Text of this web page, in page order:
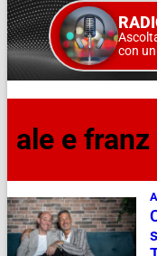
con
ale e franz